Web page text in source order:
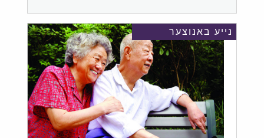
נייע באנוצער